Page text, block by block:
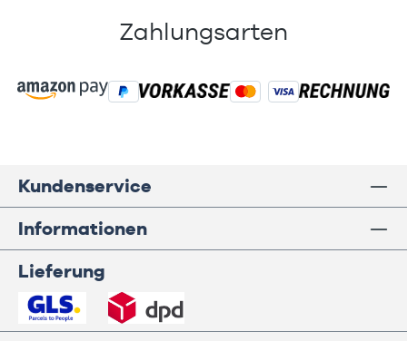
Zahlungsarten
Kundenservice
Informationen
Lieferung